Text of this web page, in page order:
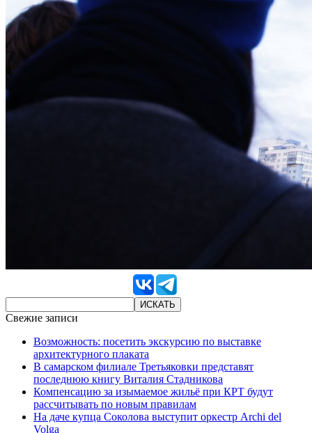
Свежие записи
Возможность: посетить экскурсию по выставке
архитектурного плаката
В самарском филиале Третьяковки представят
последнюю книгу Виталия Стадникова
Компенсацию за изымаемое жильё при КРТ будут
рассчитывать по новым правилам
На даче купца Соколова выступит оркестр Archi del
Volga